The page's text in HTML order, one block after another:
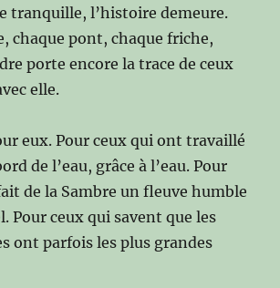
tranquille, l’histoire demeure.
chaque pont, chaque friche,
porte encore la trace de ceux
elle.
eux. Pour ceux qui ont travaillé
de l’eau, grâce à l’eau. Pour
de la Sambre un fleuve humble
Pour ceux qui savent que les
ont parfois les plus grandes